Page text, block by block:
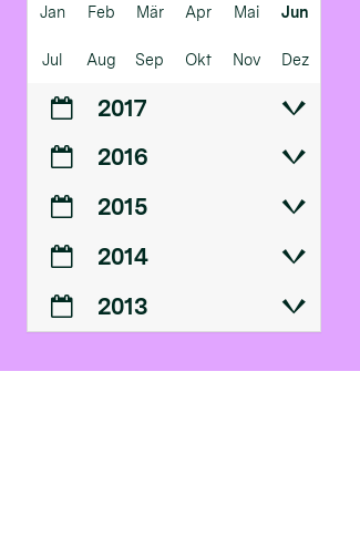
Jan Feb Mär Apr Mai Jun
Jul Aug Sep Okt Nov Dez
2017
2016
2015
2014
2013